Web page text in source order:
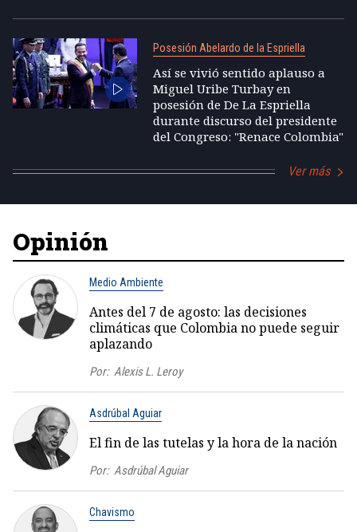
Posesión Abelardo de la Espriella
Así se vivió sentido aplauso a
Miguel Uribe Turbay en
posesión de De La Espriella
durante discurso del presidente
del Congreso: "Renace Colombia"
Ver más
Opinión
Medio Ambiente
Antes del 7 de agosto: las decisiones
climáticas que Colombia no puede seguir
aplazando
Por: Alexis L. Leroy
Asdrúbal Aguiar
El fin de las tutelas y la hora de la nación
Por: Asdrúbal Aguiar
Chavismo